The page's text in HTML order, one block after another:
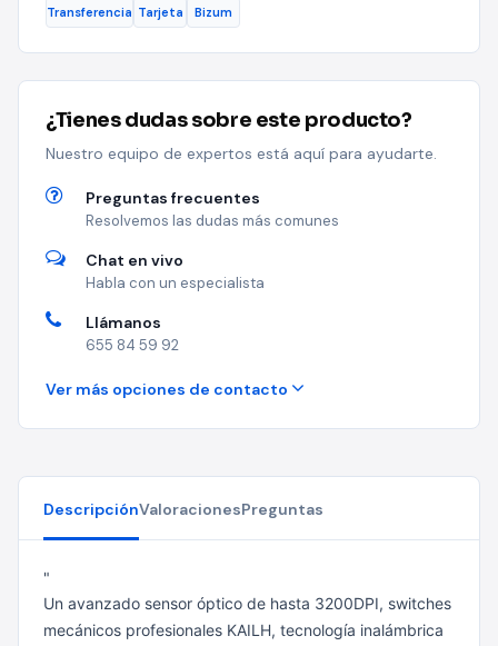
Transferencia Tarjeta Bizum
¿Tienes dudas sobre este producto?
Nuestro equipo de expertos está aquí para ayudarte.
Preguntas frecuentes
Resolvemos las dudas más comunes
Chat en vivo
Habla con un especialista
Llámanos
655 84 59 92
Ver más opciones de contacto
DescripciónValoracionesPreguntas
"
Un avanzado sensor óptico de hasta 3200DPI, switches
mecánicos profesionales KAILH, tecnología inalámbrica